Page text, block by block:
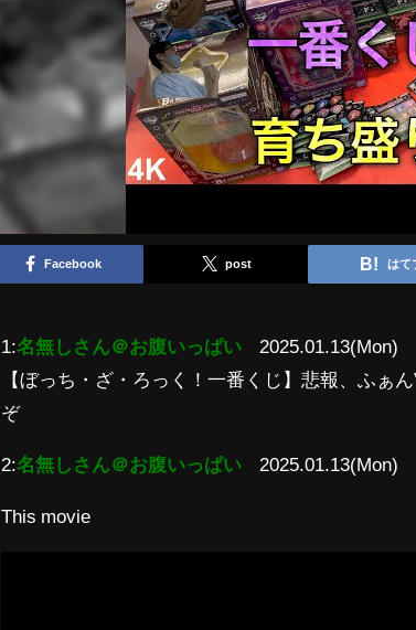
Facebook post はて
1:名無しさん＠お腹いっぱい
2025.01.13(Mon)
【ぼっち・ざ・ろっく！一番くじ】悲報、ふぁ
ぞ
2:名無しさん＠お腹いっぱい 2025.01.13(Mon)
This movie